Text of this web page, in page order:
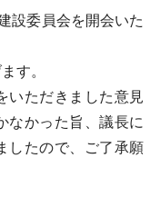
設委員会を開会いた
す。
ただきました意見
なかった旨、議長に
したので、ご了承願